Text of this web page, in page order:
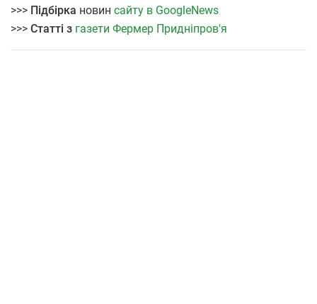
>>> Підбірка новин сайту в GoogleNews
>>> Статті з газети Фермер Придніпров'я